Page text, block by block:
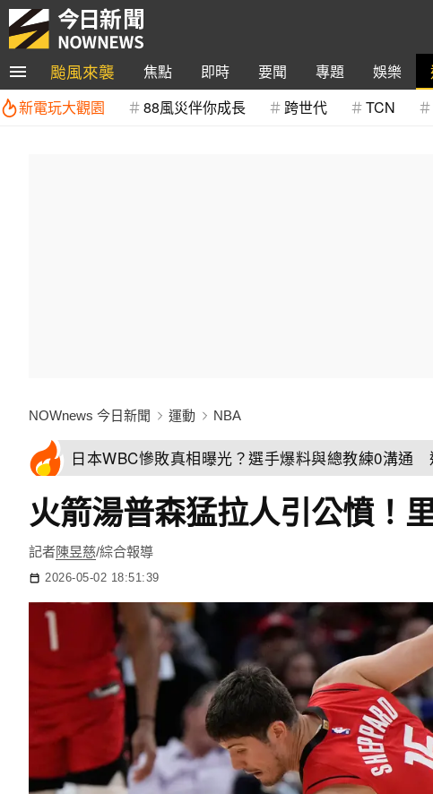
颱風來襲 焦點 即時 要聞 專題 娛樂
新電玩大觀園
88風災伴你成長 跨世代 TCN
NOWnews 今日新聞 運動 NBA
日本WBC慘敗真相曝光？選手爆料與總教練0溝通
火箭湯普森猛拉人引公憤！
記者陳昱慈/綜合報導
2026-05-02 18:51:39